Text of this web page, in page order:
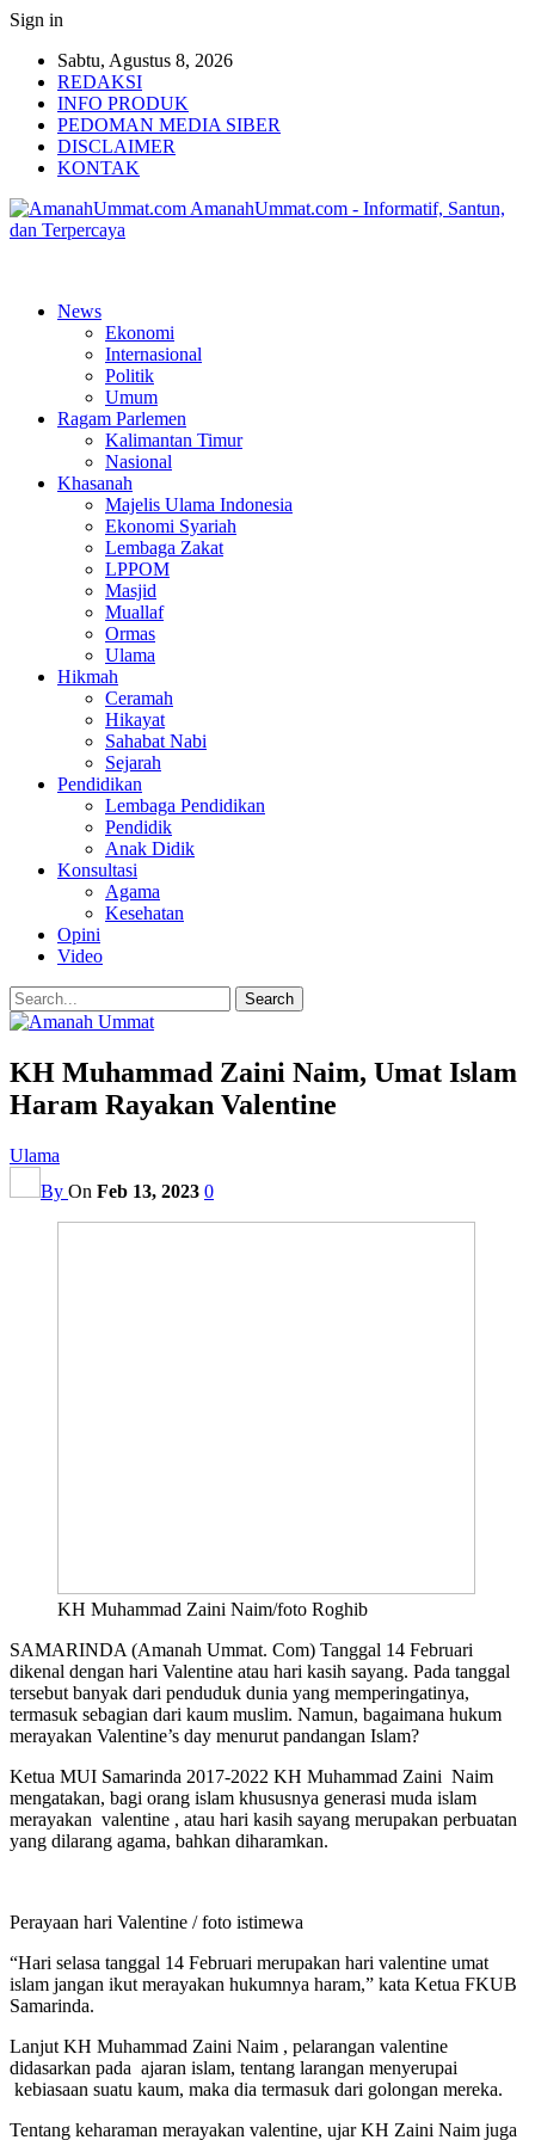
Sign in
Sabtu, Agustus 8, 2026
REDAKSI
INFO PRODUK
PEDOMAN MEDIA SIBER
DISCLAIMER
KONTAK
AmanahUmmat.com - Informatif, Santun,
dan Terpercaya
News
Ekonomi
Internasional
Politik
Umum
Ragam Parlemen
Kalimantan Timur
Nasional
Khasanah
Majelis Ulama Indonesia
Ekonomi Syariah
Lembaga Zakat
LPPOM
Masjid
Muallaf
Ormas
Ulama
Hikmah
Ceramah
Hikayat
Sahabat Nabi
Sejarah
Pendidikan
Lembaga Pendidikan
Pendidik
Anak Didik
Konsultasi
Agama
Kesehatan
Opini
Video
KH Muhammad Zaini Naim, Umat Islam
Haram Rayakan Valentine
Ulama
By On Feb 13, 2023 0
KH Muhammad Zaini Naim/foto Roghib
SAMARINDA (Amanah Ummat. Com) Tanggal 14 Februari
dikenal dengan hari Valentine atau hari kasih sayang. Pada tanggal
tersebut banyak dari penduduk dunia yang memperingatinya,
termasuk sebagian dari kaum muslim. Namun, bagaimana hukum
merayakan Valentine’s day menurut pandangan Islam?
Ketua MUI Samarinda 2017-2022 KH Muhammad Zaini Naim
mengatakan, bagi orang islam khususnya generasi muda islam
merayakan valentine , atau hari kasih sayang merupakan perbuatan
yang dilarang agama, bahkan diharamkan.
Perayaan hari Valentine / foto istimewa
“Hari selasa tanggal 14 Februari merupakan hari valentine umat
islam jangan ikut merayakan hukumnya haram,” kata Ketua FKUB
Samarinda.
Lanjut KH Muhammad Zaini Naim , pelarangan valentine
didasarkan pada ajaran islam, tentang larangan menyerupai
kebiasaan suatu kaum, maka dia termasuk dari golongan mereka.
Tentang keharaman merayakan valentine, ujar KH Zaini Naim juga